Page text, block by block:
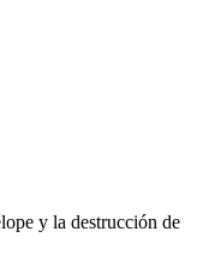
y la destrucción de